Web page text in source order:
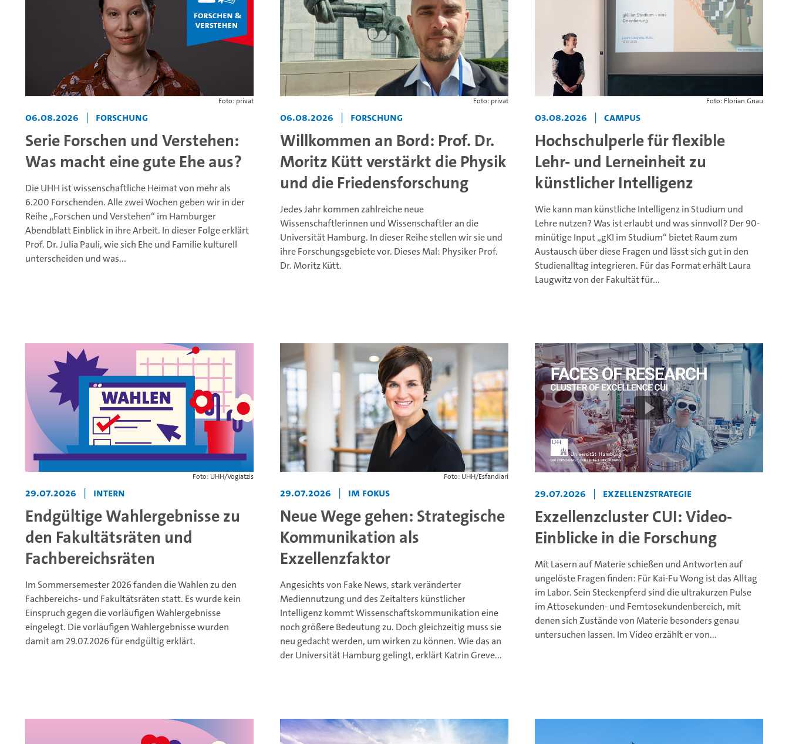
Foto: privat
06.08.2026 | Forschung
Serie Forschen und Verstehen:
Was macht eine gute Ehe aus?
Die UHH ist wissenschaftliche Heimat von mehr als
6.200 Forschenden. Alle zwei Wochen geben wir in der
Reihe „Forschen und Verstehen“ im Hamburger
Abendblatt Einblick in ihre Arbeit. In dieser Folge erklärt
Prof. Dr. Julia Pauli, wie sich Ehe und Familie kulturell
unterscheiden und was...
Foto: privat
06.08.2026 | Forschung
Willkommen an Bord: Prof. Dr.
Moritz Kütt verstärkt die Physik
und die Friedensforschung
Jedes Jahr kommen zahlreiche neue
Wissenschaftlerinnen und Wissenschaftler an die
Universität Hamburg. In dieser Reihe stellen wir sie und
ihre Forschungsgebiete vor. Dieses Mal: Physiker Prof.
Dr. Moritz Kütt.
Foto: Florian Gnau
03.08.2026 | Campus
Hochschulperle für flexible
Lehr- und Lerneinheit zu
künstlicher Intelligenz
Wie kann man künstliche Intelligenz in Studium und
Lehre nutzen? Was ist erlaubt und was sinnvoll? Der 90-
minütige Input „gKI im Studium“ bietet Raum zum
Austausch über diese Fragen und lässt sich gut in den
Studienalltag integrieren. Für das Format erhält Laura
Laugwitz von der Fakultät für...
Foto: UHH/Vogiatzis
29.07.2026 | Intern
Endgültige Wahlergebnisse zu
den Fakultätsräten und
Fachbereichsräten
Im Sommersemester 2026 fanden die Wahlen zu den
Fachbereichs- und Fakultätsräten statt. Es wurde kein
Einspruch gegen die vorläufigen Wahlergebnisse
eingelegt. Die vorläufigen Wahlergebnisse wurden
damit am 29.07.2026 für endgültig erklärt.
Foto: UHH/Esfandiari
29.07.2026 | Im Fokus
Neue Wege gehen: Strategische
Kommunikation als
Exzellenzfaktor
Angesichts von Fake News, stark veränderter
Mediennutzung und des Zeitalters künstlicher
Intelligenz kommt Wissenschaftskommunikation eine
noch größere Bedeutung zu. Doch gleichzeitig muss sie
neu gedacht werden, um wirken zu können. Wie das an
der Universität Hamburg gelingt, erklärt Katrin Greve...
29.07.2026 | Exzellenzstrategie
Exzellenzcluster CUI: Video-
Einblicke in die Forschung
Mit Lasern auf Materie schießen und Antworten auf
ungelöste Fragen finden: Für Kai-Fu Wong ist das Alltag
im Labor. Sein Steckenpferd sind die ultrakurzen Pulse
im Attosekunden- und Femtosekundenbereich, mit
denen sich Zustände von Materie besonders genau
untersuchen lassen. Im Video erzählt er von...